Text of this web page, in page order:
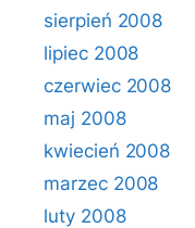
sierpień 2008
lipiec 2008
czerwiec 2008
maj 2008
kwiecień 2008
marzec 2008
luty 2008